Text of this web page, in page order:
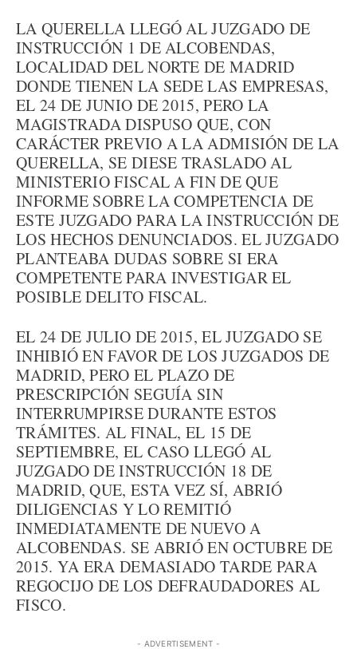
LA QUERELLA LLEGÓ AL JUZGADO DE
INSTRUCCIÓN 1 DE ALCOBENDAS,
LOCALIDAD DEL NORTE DE MADRID
DONDE TIENEN LA SEDE LAS EMPRESAS,
EL 24 DE JUNIO DE 2015, PERO LA
MAGISTRADA DISPUSO QUE, CON
CARÁCTER PREVIO A LA ADMISIÓN DE LA
QUERELLA, SE DIESE TRASLADO AL
MINISTERIO FISCAL A FIN DE QUE
INFORME SOBRE LA COMPETENCIA DE
ESTE JUZGADO PARA LA INSTRUCCIÓN DE
LOS HECHOS DENUNCIADOS. EL JUZGADO
PLANTEABA DUDAS SOBRE SI ERA
COMPETENTE PARA INVESTIGAR EL
POSIBLE DELITO FISCAL.
EL 24 DE JULIO DE 2015, EL JUZGADO SE
INHIBIÓ EN FAVOR DE LOS JUZGADOS DE
MADRID, PERO EL PLAZO DE
PRESCRIPCIÓN SEGUÍA SIN
INTERRUMPIRSE DURANTE ESTOS
TRÁMITES. AL FINAL, EL 15 DE
SEPTIEMBRE, EL CASO LLEGÓ AL
JUZGADO DE INSTRUCCIÓN 18 DE
MADRID, QUE, ESTA VEZ SÍ, ABRIÓ
DILIGENCIAS Y LO REMITIÓ
INMEDIATAMENTE DE NUEVO A
ALCOBENDAS. SE ABRIÓ EN OCTUBRE DE
2015. YA ERA DEMASIADO TARDE PARA
REGOCIJO DE LOS DEFRAUDADORES AL
FISCO.
- ADVERTISEMENT -